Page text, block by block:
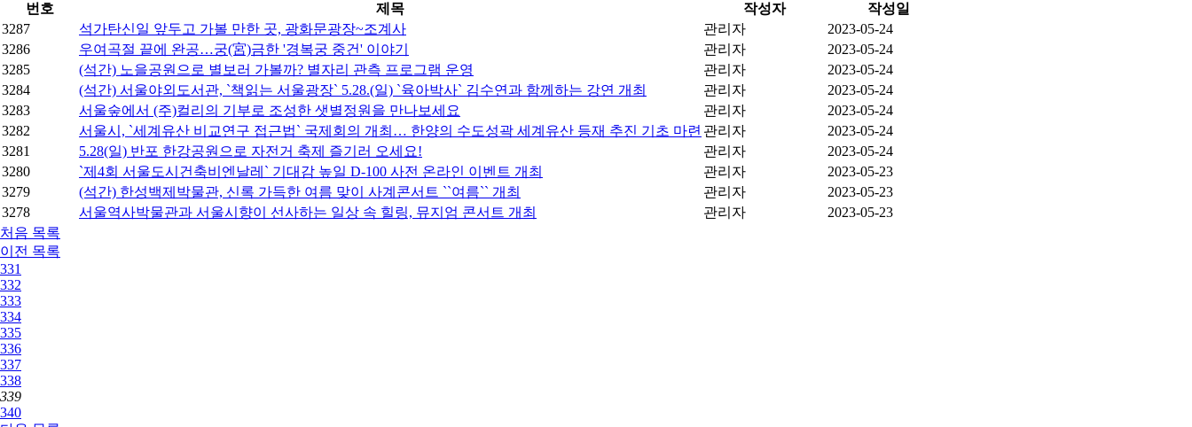
번호
제목 작성자
작성일
3287
석가탄신일 앞두고 가볼 만한 곳, 광화문광장~조계사 관리자
2023-05-24
3286
우여곡절 끝에 완공…궁(宮)금한 '경복궁 중건' 이야기 관리자
2023-05-24
3285
(석간) 노을공원으로 별보러 가볼까? 별자리 관측 프로그램 운영 관리자
2023-05-24
3284
(석간) 서울야외도서관, `책읽는 서울광장` 5.28.(일) `육아박사` 김수연과 함께하는 강연 개최 관리자
2023-05-24
3283
서울숲에서 (주)컬리의 기부로 조성한 샛별정원을 만나보세요 관리자
2023-05-24
3282
서울시, `세계유산 비교연구 접근법` 국제회의 개최… 한양의 수도성곽 세계유산 등재 추진 기초 마련 관리자
2023-05-24
3281
5.28(일) 반포 한강공원으로 자전거 축제 즐기러 오세요! 관리자
2023-05-24
3280
`제4회 서울도시건축비엔날레` 기대감 높일 D-100 사전 온라인 이벤트 개최 관리자
2023-05-23
3279
(석간) 한성백제박물관, 신록 가득한 여름 맞이 사계콘서트 ``여름`` 개최 관리자
2023-05-23
3278
서울역사박물관과 서울시향이 선사하는 일상 속 힐링, 뮤지엄 콘서트 개최 관리자
2023-05-23
처음 목록
이전 목록
331
332
333
334
335
336
337
338
339
340